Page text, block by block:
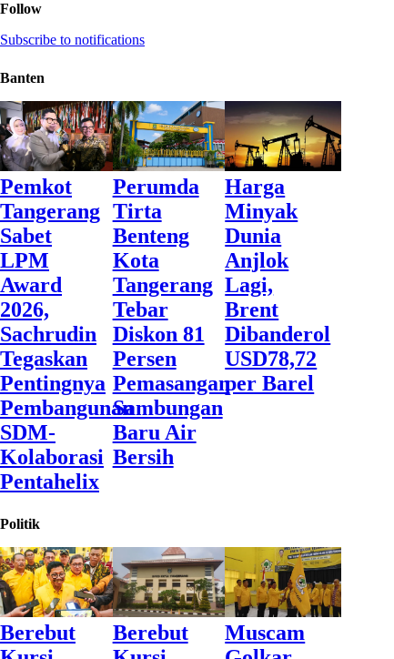
Follow
Subscribe to notifications
Banten
Pemkot
Tangerang
Sabet
LPM
Award
2026,
Sachrudin
Tegaskan
Pentingnya
Pembangunan
SDM-
Kolaborasi
Pentahelix
Perumda
Tirta
Benteng
Kota
Tangerang
Tebar
Diskon 81
Persen
Pemasangan
Sambungan
Baru Air
Bersih
Harga
Minyak
Dunia
Anjlok
Lagi,
Brent
Dibanderol
USD78,72
per Barel
Politik
Berebut
Berebut
Muscam